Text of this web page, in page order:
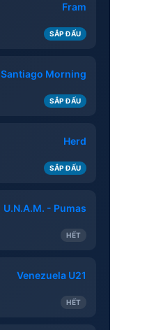
Fram
SẮP ĐẤU
Santiago Morning
SẮP ĐẤU
Herd
SẮP ĐẤU
U.N.A.M. - Pumas
HẾT
Venezuela U21
HẾT